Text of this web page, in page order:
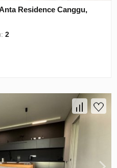
Residence Canggu,
2